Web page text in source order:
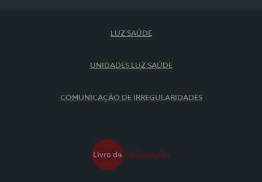
LUZ SAÚDE
UNIDADES LUZ SAÚDE
COMUNICAÇÃO DE IRREGULARIDADES